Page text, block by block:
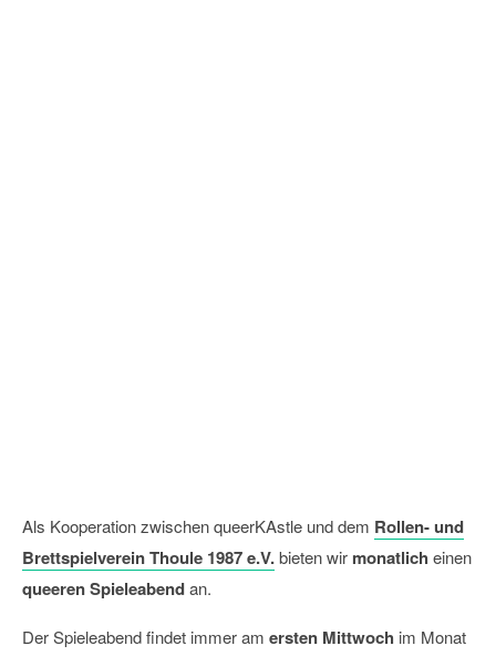
Als Kooperation zwischen queerKAstle und dem Rollen- und
Brettspielverein Thoule 1987 e.V.bieten wir monatlich einen
queeren Spieleabendan.
Der Spieleabend findet immer am ersten Mittwoch im Monat